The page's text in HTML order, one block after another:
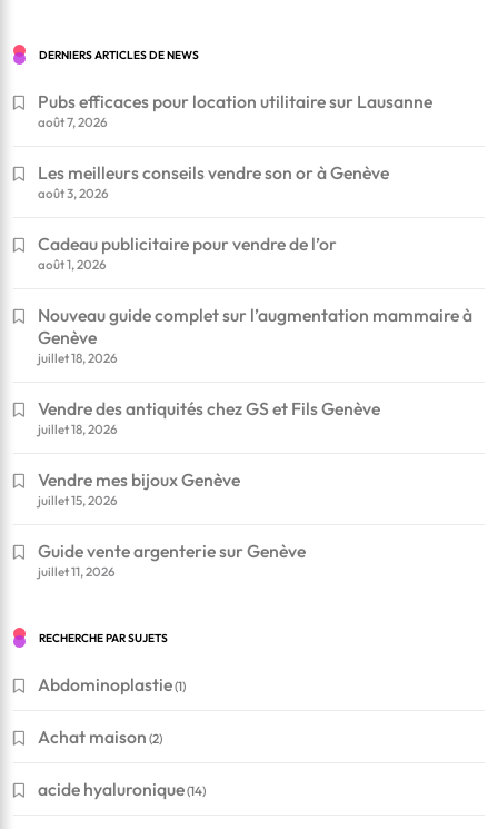
DERNIERS ARTICLES DE NEWS
Pubs efficaces pour location utilitaire sur Lausanne
août 7, 2026
Les meilleurs conseils vendre son or à Genève
août 3, 2026
Cadeau publicitaire pour vendre de l’or
août 1, 2026
Nouveau guide complet sur l’augmentation mammaire à
Genève
juillet 18, 2026
Vendre des antiquités chez GS et Fils Genève
juillet 18, 2026
Vendre mes bijoux Genève
juillet 15, 2026
Guide vente argenterie sur Genève
juillet 11, 2026
RECHERCHE PAR SUJETS
Abdominoplastie(1)
Achat maison (2)
acide hyaluronique(14)